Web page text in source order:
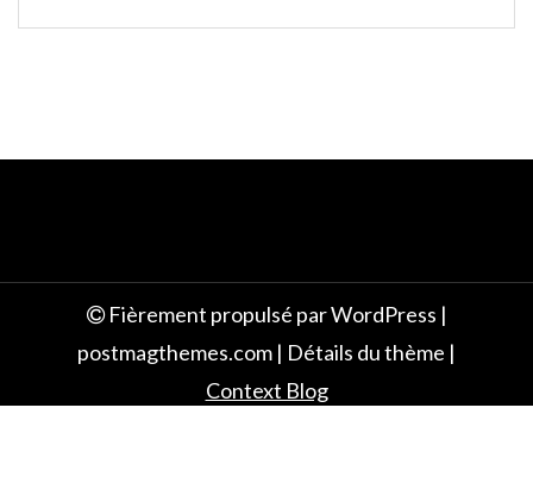
Fièrement propulsé par WordPress |
postmagthemes.com | Détails du thème |
Context Blog